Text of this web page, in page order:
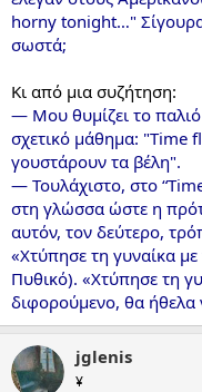
horny tonight…"
σωστά;
Κι από μια συζήτηση:
— Mου θυμίζει το
σχετικό μάθημα: "Time
γουστάρουν τα βέλη".
— Τουλάχιστο, στο
στη γλώσσα ώστε η
αυτόν, τον δεύτερο,
«Χτύπησε τη γυναίκα
Πυθικό). «Χτύπησε τη
διφορούμενο, θα ήθελα
jglenis
¥